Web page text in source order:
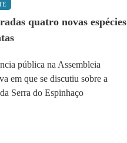
quatro novas espécies